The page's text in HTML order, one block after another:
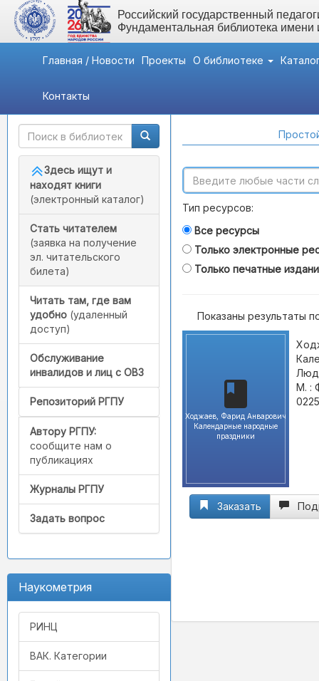
Российский государственный
Фундаментальная библиотека
Главная / Новости Проекты О библиотеке
Контакты
Быстрый доступ
Здесь ищут и
находят книги
(электронный каталог)
Стать читателем
(заявка на получение
эл. читательского
билета)
Читать там, где вам
удобно (удаленный
доступ)
Обслуживание
инвалидов и лиц с ОВЗ
Репозиторий РГПУ
Автору РГПУ:
сообщите нам о
публикациях
Журналы РГПУ
Задать вопрос
Наукометрия
РИНЦ
ВАК. Категории
Тип ресурсов:
Все ресурсы
Только электронные
Только печатные
Показаны результаты
Ходжаев, Фарид Анварович
Календарные народные
праздники
М. :
Заказать